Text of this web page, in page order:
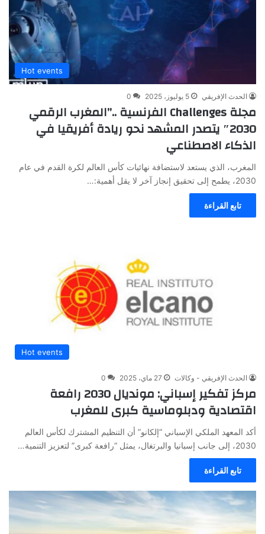
Hot events
الحدث الإفريقي 5 يوليوز، 2025 0
مجلة Challenges الفرنسية ..”المغرب الرقمي
2030″ يتصدر المشهد نحو ريادة أفريقيا في
الذكاء الاصطناعي
المغرب، الذي يستعد لاستضافة نهائيات كأس العالم لكرة القدم في عام
2030، يطمح إلى تحقيق إنجاز آخر لا يقل أهمية:…
تابع القراءة
Hot events
الحدث الإفريقي - وكالات 27 ماي، 2025 0
مركز تفكير إسباني: مونديال 2030 رافعة
اقتصادية ودبلوماسية كبرى للمغرب
أكد المعهد الملكي الإسباني “إلكانو” أن التنظيم المشترك لكأس العالم
2030، إلى جانب إسبانيا والبرتغال، يمثل “رافعة كبرى” لتعزيز التنمية…
تابع القراءة